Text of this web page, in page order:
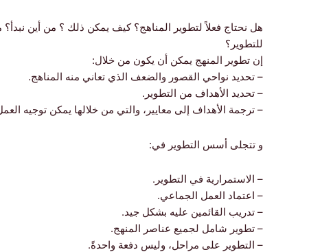
هل نحتاج فعلاً لتطوير المناهج؟ كيف يمكن ذلك ؟ من أين
للتطوير؟
إن تطوير المنهج يمكن أن يكون من خلال:
– تحديد نواحي القصور والضعف الذي تعاني منه المناهج.
– تحديد الأهداف من التطوير.
– ترجمة الأهداف إلى معايير، والتي من خلالها يمكن توجيه
و تتجلى أسس التطوير في:
– الاستمرارية في التطوير.
– اعتماد العمل الجماعي.
– تدريب القائمين عليه بشكل جيد.
– تطوير شامل لجميع عناصر المنهج.
– التطوير على مراحل، وليس دفعة واحدةً.